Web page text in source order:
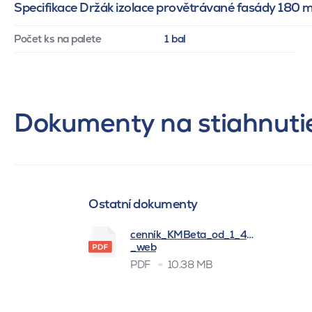
Specifikace Držák izolace provětrávané fasády 180
Počet ks na palete 1 bal
Dokumenty na
Ostatní dokumenty
cenník_KMBeta_od_1_4_2026
_web
PDF
10.38 MB